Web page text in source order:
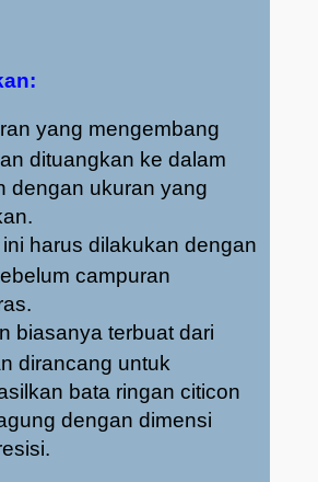
yang mengembang
dituangkan ke dalam
dengan ukuran yang
harus dilakukan dengan
campuran
biasanya terbuat dari
dirancang untuk
bata ringan citicon
dengan dimensi